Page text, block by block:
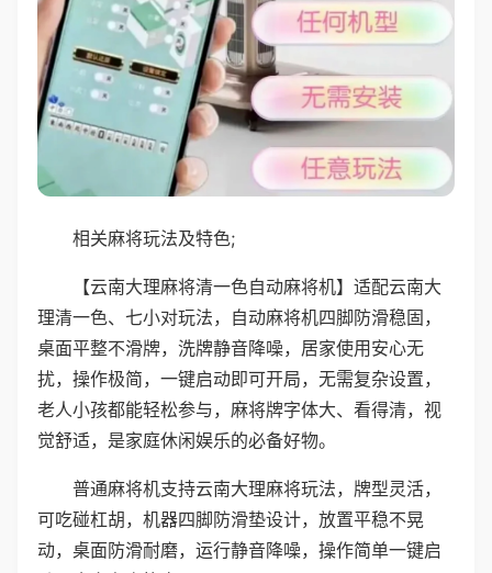
相关麻将玩法及特色;
【云南大理麻将清一色自动麻将机】适配云南大
理清一色、七小对玩法，自动麻将机四脚防滑稳固，
桌面平整不滑牌，洗牌静音降噪，居家使用安心无
扰，操作极简，一键启动即可开局，无需复杂设置，
老人小孩都能轻松参与，麻将牌字体大、看得清，视
觉舒适，是家庭休闲娱乐的必备好物。
普通麻将机支持云南大理麻将玩法，牌型灵活，
可吃碰杠胡，机器四脚防滑垫设计，放置平稳不晃
动，桌面防滑耐磨，运行静音降噪，操作简单一键启